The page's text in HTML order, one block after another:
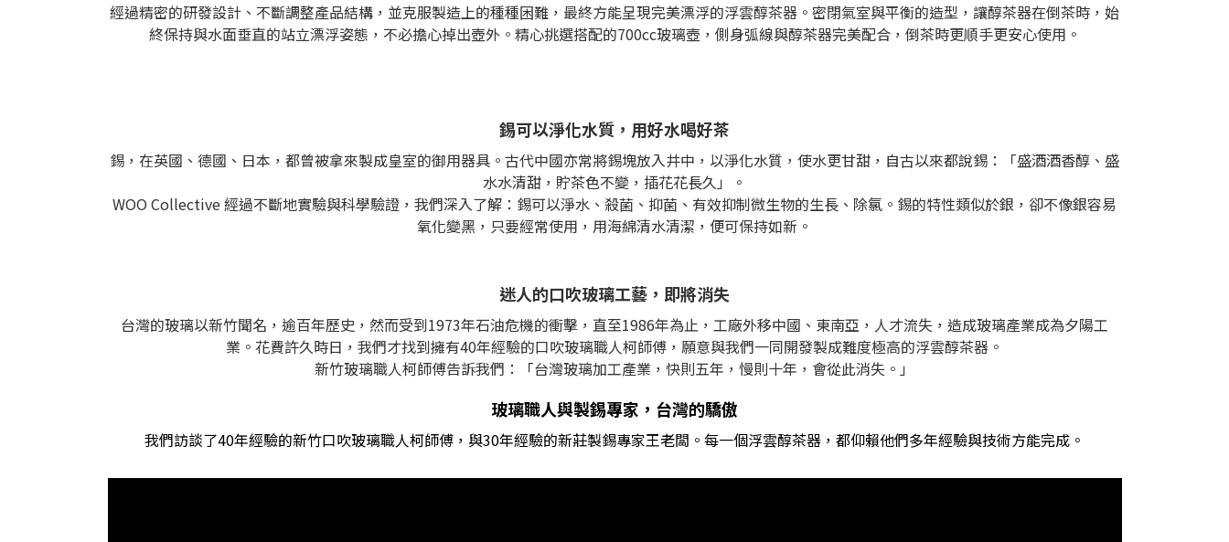
經過精密的研發設計、不斷調整產品結構，並克服製造上的種種困難，最終方能呈現完美漂浮的浮雲醇茶器。密閉氣室與平衡的造型，讓醇茶器在倒茶時，始
終保持與水面垂直的站立漂浮姿態，不必擔心掉出壺外。精心挑選搭配的700cc玻璃壺，側身弧線與醇茶器完美配合，倒茶時更順手更安心使用。
錫可以淨化水質，用好水喝好茶
錫，在英國、德國、日本，都曾被拿來製成皇室的御用器具。古代中國亦常將錫塊放入井中，以淨化水質，使水更甘甜，自古以來都說錫：「盛酒酒香醇、盛
水水清甜，貯茶色不變，插花花長久」。
WOO Collective 經過不斷地實驗與科學驗證，我們深入了解：錫可以淨水、殺菌、抑菌、有效抑制微生物的生長、除氯。錫的特性類似於銀，卻不像銀容易
氧化變黑，只要經常使用，用海綿清水清潔，便可保持如新。
迷人的口吹玻璃工藝，即將消失
台灣的玻璃以新竹聞名，逾百年歷史，然而受到1973年石油危機的衝擊，直至1986年為止，工廠外移中國、東南亞，人才流失，造成玻璃產業成為夕陽工
業。花費許久時日，我們才找到擁有40年經驗的口吹玻璃職人柯師傅，願意與我們一同開發製成難度極高的浮雲醇茶器。
新竹玻璃職人柯師傅告訴我們：「台灣玻璃加工產業，快則五年，慢則十年，會從此消失。」
玻璃職人與製錫專家，台灣的驕傲
我們訪談了40年經驗的新竹口吹玻璃職人柯師傅，與30年經驗的新莊製錫專家王老闆。每一個浮雲醇茶器，都仰賴他們多年經驗與技術方能完成。